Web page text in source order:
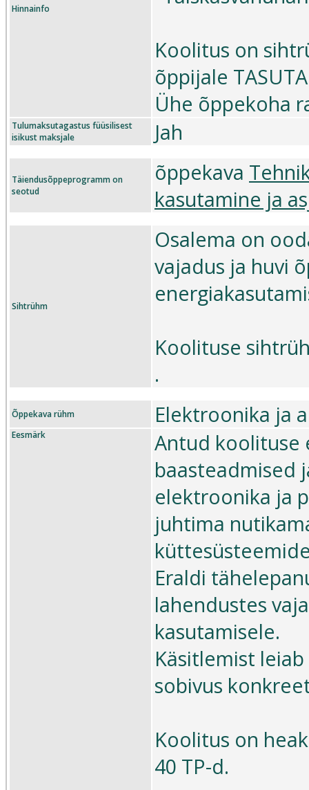
Hinnainfo
Koolitus on
õppijale
Ühe õppekoha
Tulumaksutagastus füüsilisest
isikust maksjale
Jah
Täiendusõppeprogramm on
seotud
õppekava
kasutamine ja
Sihtrühm
Osalema on
vajadus ja huvi
Koolituse
.
Õppekava rühm Elektroonika ja
Eesmärk
Antud koolituse
baasteadmised
elektroonika ja
juhtima
Eraldi
lahendustes
kasutamisele.
Käsitlemist
sobivus
Koolitus on
40 TP-d.